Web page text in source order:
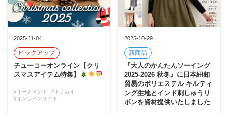
2025-11-04
ピックアップ
チューコーオンライン【クリ
スマスアイテム特集】
#オーナメント
#トナカイ
#オンラインサイト
2025-10-29
新商品
『大人のかんたんソーイング
2025-2026 秋冬』に日本紐釦
貿易のポリエステル キルティ
ング生地とインド刺しゅうリ
ボンを資材提供いたしました